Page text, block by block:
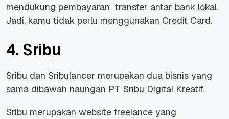
mendukung pembayaran transfer antar bank lokal.
Jadi, kamu tidak perlu menggunakan Credit Card.
4. Sribu
Sribu dan Sribulancer merupakan dua bisnis yang
sama dibawah naungan PT Sribu Digital Kreatif.
Sribu merupakan website freelance yang